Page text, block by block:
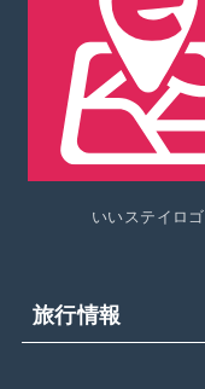
いいステイロゴ
旅行情報